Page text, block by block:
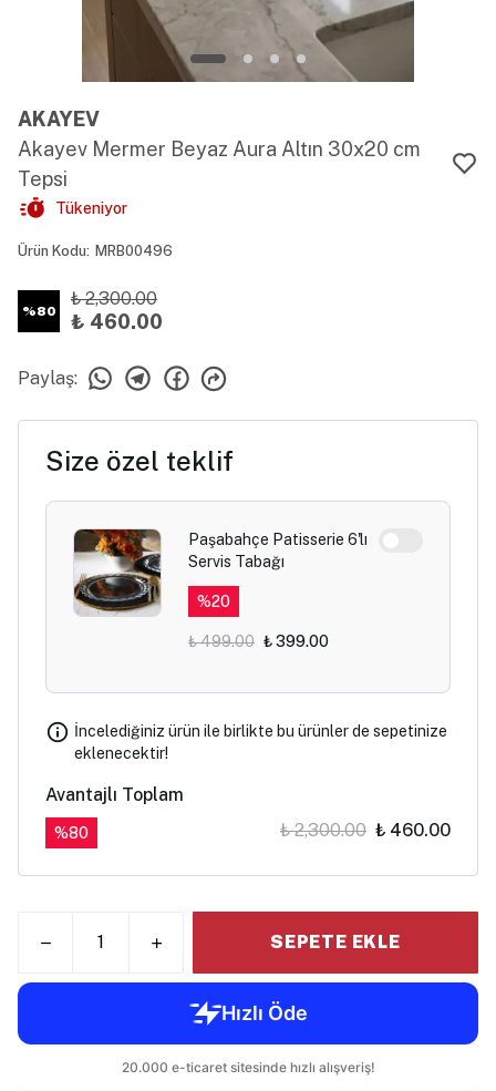
AKAYEV
Akayev Mermer Beyaz Aura Altın 30x20 cm
Tepsi
Tükeniyor
Ürün Kodu: MRB00496
%80
₺ 2,300.00
₺ 460.00
Paylaş:
Size özel teklif
Paşabahçe Patisserie 6'lı
Servis Tabağı
%20
₺ 499.00 ₺ 399.00
İncelediğiniz ürün ile birlikte bu ürünler de sepetinize
eklenecektir!
Avantajlı Toplam
%80 ₺ 2,300.00 ₺ 460.00
SEPETE EKLE